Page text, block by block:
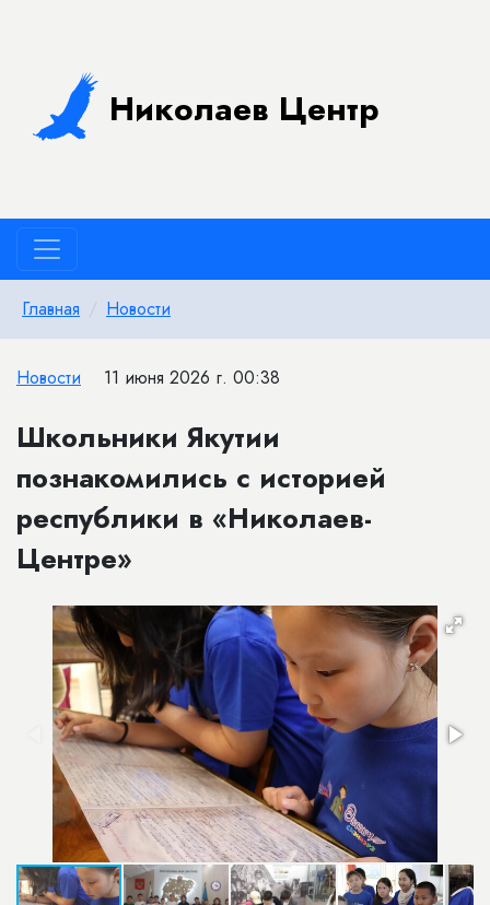
Николаев Центр
Главная Новости
Новости 11 июня 2026 г. 00:38
Школьники Якутии
познакомились с историей
республики в «Николаев-
Центре»